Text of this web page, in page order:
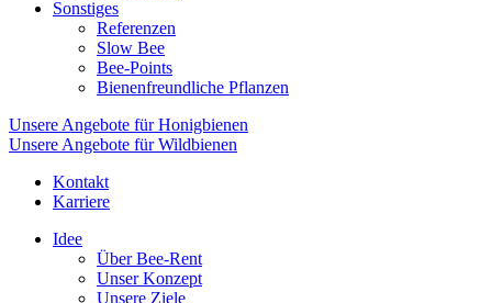
Sonstiges
Referenzen
Slow Bee
Bee-Points
Bienenfreundliche Pflanzen
Unsere Angebote für Honigbienen
Unsere Angebote für Wildbienen
Kontakt
Karriere
Idee
Über Bee-Rent
Unser Konzept
Unsere Ziele